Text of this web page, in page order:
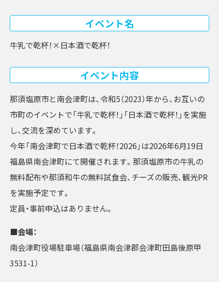
イベント名
牛乳で乾杯！×日本酒で乾杯！
イベント内容
那須塩原市と南会津町は、令和5（2023）年から、お互いの
市町のイベントで「牛乳で乾杯！」「日本酒で乾杯！」を実施
し、交流を深めています。
今年「南会津町で日本酒で乾杯！2026」は2026年6月19日
福島県南会津町にて開催されます。那須塩原市の牛乳の
無料配布や那須和牛の無料試食会、チーズの販売、観光PR
を実施予定です。
定員・事前申込はありません。
■会場：
南会津町役場駐車場（福島県南会津郡会津町田島後原甲
3531-1）